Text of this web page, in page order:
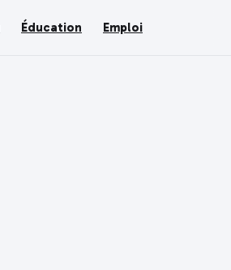
Éducation Emploi